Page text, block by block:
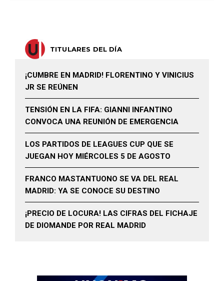
TITULARES DEL DÍA
¡CUMBRE EN MADRID! FLORENTINO Y VINICIUS
JR SE REÚNEN
TENSIÓN EN LA FIFA: GIANNI INFANTINO
CONVOCA UNA REUNIÓN DE EMERGENCIA
LOS PARTIDOS DE LEAGUES CUP QUE SE
JUEGAN HOY MIÉRCOLES 5 DE AGOSTO
FRANCO MASTANTUONO SE VA DEL REAL
MADRID: YA SE CONOCE SU DESTINO
¡PRECIO DE LOCURA! LAS CIFRAS DEL FICHAJE
DE DIOMANDE POR REAL MADRID